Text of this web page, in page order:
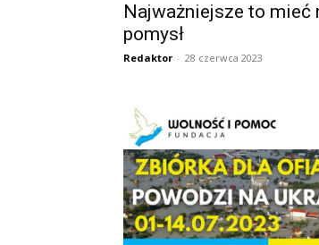
Najważniejsze to mieć
pomysł
Redaktor - 28 czerwca 2023